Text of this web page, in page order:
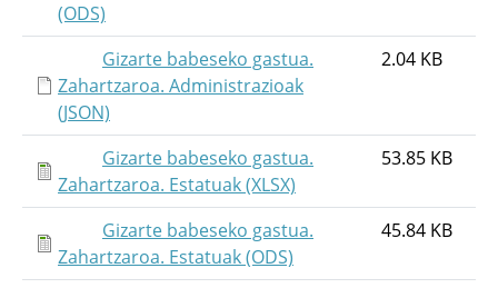
(ODS)
Gizarte babeseko gastua.
Zahartzaroa. Administrazioak
(JSON)
2.04 KB
Gizarte babeseko gastua.
Zahartzaroa. Estatuak (XLSX)
53.85 KB
Gizarte babeseko gastua.
Zahartzaroa. Estatuak (ODS)
45.84 KB